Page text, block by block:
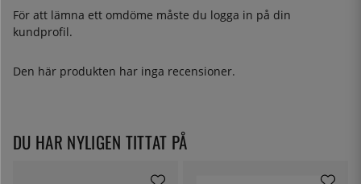
För att lämna ett omdöme måste du logga in på din
kundprofil.
Den här produkten har inga recensioner.
DU HAR NYLIGEN TITTAT PÅ